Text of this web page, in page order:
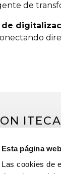
Esta página
Las cookies de
de
formación